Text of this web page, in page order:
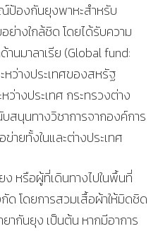
ป้องกันยุงพาหะสำหรับ
ย่างใกล้ชิด โดยได้รับความ
นมาลาเรีย (Global fund:
ว่างประเทศของสหรัฐ
ว่างประเทศ กระทรวงต่าง
สนุนทางวิชาการจากองค์การ
ายทั้งในและต่างประเทศ
หรือผู้ที่เดินทางไปในพื้นที่
โดยการสวมเสื้อผ้าให้มิดชิด
ากันยุง เป็นต้น หากมีอาการ